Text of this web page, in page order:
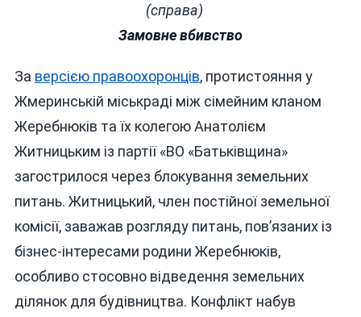
(справа)
Замовне вбивство
За версією правоохоронців, протистояння у
Жмеринській міськраді між сімейним кланом
Жеребнюків та їх колегою Анатолієм
Житницьким із партії «ВО «Батьківщина»
загострилося через блокування земельних
питань. Житницький, член постійної земельної
комісії, заважав розгляду питань, пов’язаних із
бізнес-інтересами родини Жеребнюків,
особливо стосовно відведення земельних
ділянок для будівництва. Конфлікт набув